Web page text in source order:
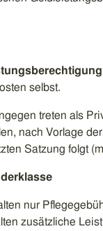
selbst.
treten als
nach Vorlage
Satzung folgt
nur
zusätzliche